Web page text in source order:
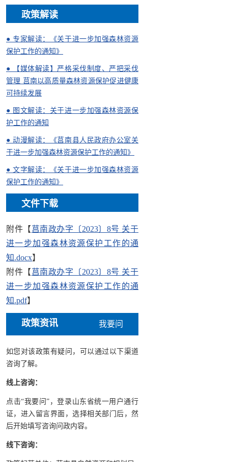
政策解读
● 专家解读：《关于进一步加强森林资源
保护工作的通知》
● 【媒体解读】严格采伐制度、严把采伐
管理 莒南以高质量森林资源保护促进健康
可持续发展
● 图文解读：关于进一步加强森林资源保
护工作的通知
● 动漫解读：《莒南县人民政府办公室关
于进一步加强森林资源保护工作的通知》
● 文字解读：《关于进一步加强森林资源
保护工作的通知》
文件下载
附件【莒南政办字〔2023〕8号 关于
进一步加强森林资源保护工作的通
知.docx】
附件【莒南政办字〔2023〕8号 关于
进一步加强森林资源保护工作的通
知.pdf】
政策资讯 我要问
如您对该政策有疑问，可以通过以下渠道
咨询了解。
线上咨询：
点击“我要问”，登录山东省统一用户通行
证，进入留言界面，选择相关部门后，然
后开始填写咨询问政内容。
线下咨询：